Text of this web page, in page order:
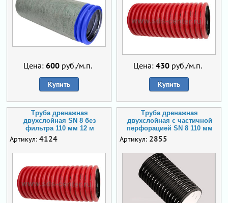
Цена: 600 руб./м.п.
Купить
Цена: 430 руб./м.п.
Купить
Труба дренажная
двухслойная SN 8 без
фильтра 110 мм 12 м
Артикул: 4124
Труба дренажная
двухслойная с частичной
перфорацией SN 8 110 мм
Артикул: 2855